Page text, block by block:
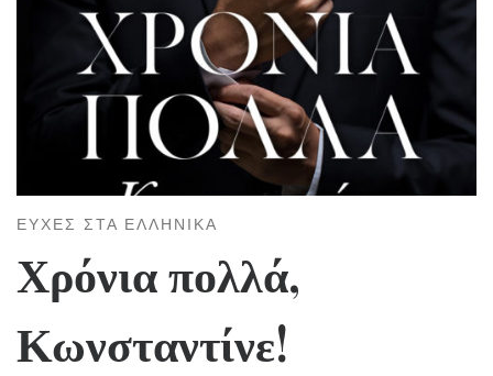
ΕΥΧΕΣ ΣΤΑ ΕΛΛΗΝΙΚΑ
Χρόνια πολλά,
Κωνσταντίνε!